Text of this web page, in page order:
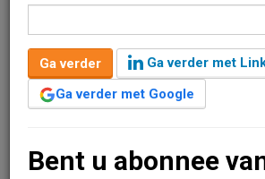
Gabre Institutional Capital heeft voor
fondsen de rechtbank aan de Egbert
Almelo verkocht aan de gemeente
Verder lezen?
Ga verder
Ga verder met
Ga verder met Google
Bent u abonnee